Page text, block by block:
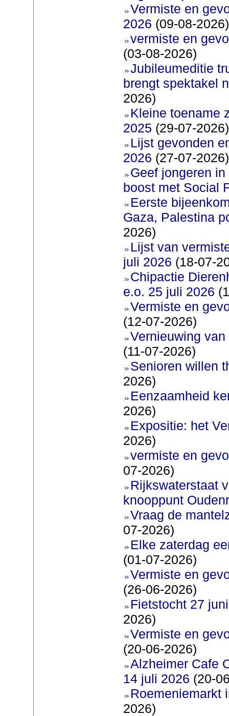
Vermiste en
2026 (09-08-2026)
vermiste en
(03-08-2026)
Jubileumeditie
brengt spektakel
2026)
Kleine toename
2025 (29-07-2026)
Lijst gevonden
2026 (27-07-2026)
Geef jongeren
boost met Social
Eerste
Gaza, Palestina
2026)
Lijst van
juli 2026 (18-07-
Chipactie
e.o. 25 juli 2026
Vermiste en
(12-07-2026)
Vernieuwing
(11-07-2026)
Senioren willen
2026)
Eenzaamheid
2026)
Expositie: het
2026)
vermiste en
07-2026)
Rijkswaterstaat
knooppunt
Vraag de
07-2026)
Elke zaterdag
(01-07-2026)
Vermiste en
(26-06-2026)
Fietstocht 27
2026)
Vermiste en
(20-06-2026)
Alzheimer Cafe
14 juli 2026 (20-
Roemeniemarkt
2026)